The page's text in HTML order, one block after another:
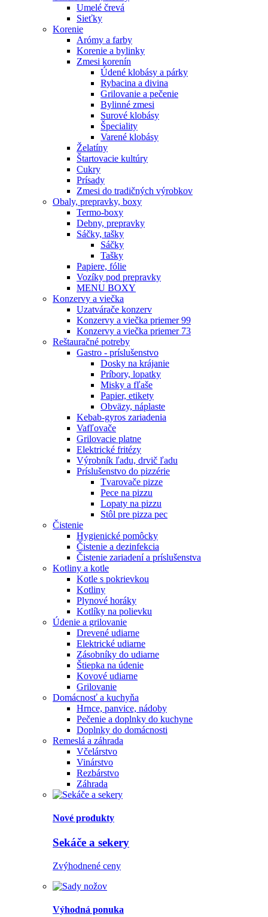
Umelé črevá
Sieťky
Korenie
Arómy a farby
Korenie a bylinky
Zmesi korenín
Údené klobásy a párky
Rybacina a divina
Grilovanie a pečenie
Bylinné zmesi
Surové klobásy
Špeciality
Varené klobásy
Želatíny
Štartovacie kultúry
Cukry
Prísady
Zmesi do tradičných výrobkov
Obaly, prepravky, boxy
Termo-boxy
Debny, prepravky
Sáčky, tašky
Sáčky
Tašky
Papiere, fólie
Vozíky pod prepravky
MENU BOXY
Konzervy a viečka
Uzatvárače konzerv
Konzervy a viečka priemer 99
Konzervy a viečka priemer 73
Reštauračné potreby
Gastro - príslušenstvo
Dosky na krájanie
Príbory, lopatky
Misky a fľaše
Papier, etikety
Obväzy, náplaste
Kebab-gyros zariadenia
Vafľovače
Grilovacie platne
Elektrické fritézy
Výrobník ľadu, drvič ľadu
Príslušenstvo do pizzérie
Tvarovače pizze
Pece na pizzu
Lopaty na pizzu
Stôl pre pizza pec
Čistenie
Hygienické pomôcky
Čistenie a dezinfekcia
Čistenie zariadení a príslušenstva
Kotliny a kotle
Kotle s pokrievkou
Kotliny
Plynové horáky
Kotlíky na polievku
Údenie a grilovanie
Drevené udiarne
Elektrické udiarne
Zásobníky do udiarne
Štiepka na údenie
Kovové udiarne
Grilovanie
Domácnosť a kuchyňa
Hrnce, panvice, nádoby
Pečenie a doplnky do kuchyne
Doplnky do domácnosti
Remeslá a záhrada
Včelárstvo
Vinárstvo
Rezbárstvo
Záhrada
Nové produkty
Sekáče a sekery
Zvýhodnené ceny
Výhodná ponuka